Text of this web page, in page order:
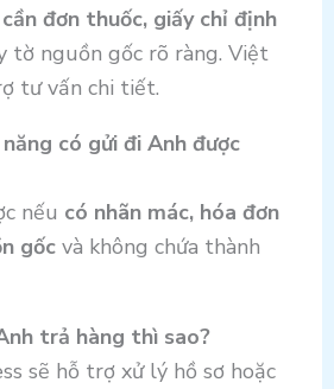
cần đơn thuốc, giấy chỉ định
tờ nguồn gốc rõ ràng. Việt
tư vấn chi tiết.
có gửi đi Anh được
nếu có nhãn mác, hóa đơn
gốcvà không chứa thành
trả hàng thì sao?
sẽ hỗ trợ xử lý hồ sơ hoặc